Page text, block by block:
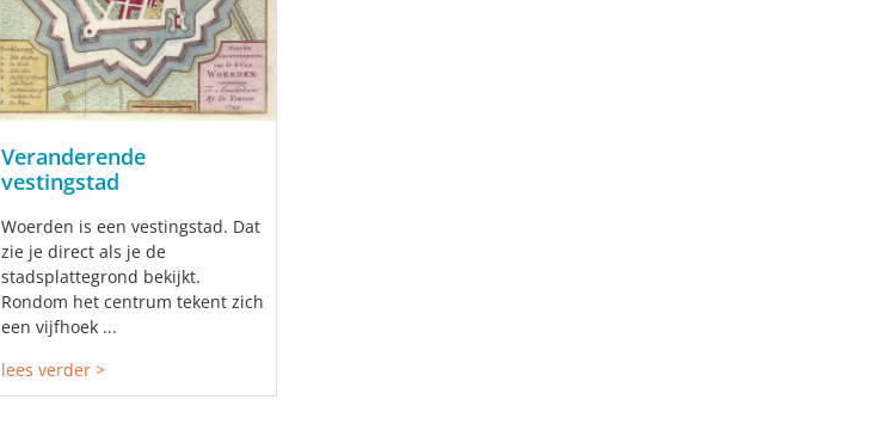
Veranderende
vestingstad
Woerden is een vestingstad. Dat
zie je direct als je de
stadsplattegrond bekijkt.
Rondom het centrum tekent zich
een vijfhoek ...
lees verder >